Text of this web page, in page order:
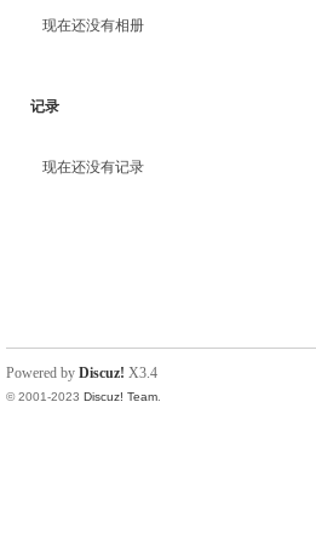
现在还没有相册
记录
现在还没有记录
Powered by Discuz! X3.4
© 2001-2023 Discuz! Team